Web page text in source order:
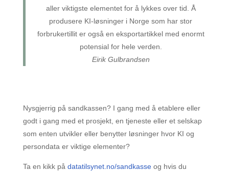
aller viktigste elementet for å lykkes over tid. Å
produsere KI-løsninger i Norge som har stor
forbrukertillit er også en eksportartikkel med enormt
potensial for hele verden.
Eirik Gulbrandsen
Nysgjerrig på sandkassen? I gang med å etablere eller
godt i gang med et prosjekt, en tjeneste eller et selskap
som enten utvikler eller benytter løsninger hvor KI og
persondata er viktige elementer?
Ta en kikk på datatilsynet.no/sandkasseog hvis du